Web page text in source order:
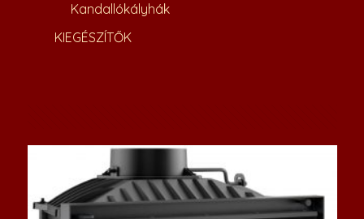
Kandallókályhák
KIEGÉSZÍTŐK